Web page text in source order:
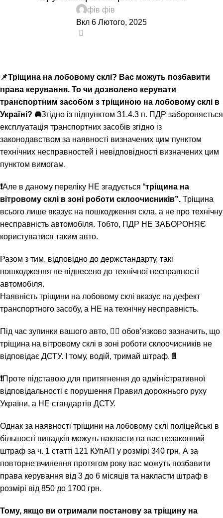
фів фів
Вкл 6 Лютого, 2025
📌Тріщина на лобовому склі? Вас можуть позбавити
права керування. То чи дозволено керувати
транспортним засобом з тріщиною на лобовому склі в
Україні? 🚘Згідно із підпунктом 31.4.3 п. ПДР забороняється
експлуатація транспортних засобів згідно із
законодавством за наявності визначених цим пунктом
технічних несправностей і невідповідності визначених цим
пунктом вимогам.
❗️Але в даному переліку НЕ згадується “тріщина на
вітровому склі в зоні роботи склоочисників”. Тріщина
всього лише вказує на пошкодження скла, а не про технічну
несправність автомобіля. Тобто, ПДР НЕ ЗАБОРОНЯЄ
користуватися таким авто.
Разом з тим, відповідно до держстандарту, такі
пошкодження не віднесено до технічної несправності
автомобіля.
Наявність тріщини на лобовому склі вказує на дефект
транспортного засобу, а НЕ на технічну несправність.
Під час зупинки вашого авто, 👮‍♂️ обовʼязково зазначить, що
тріщина на вітровому склі в зоні роботи склоочисників не
відповідає ДСТУ. І тому, водій, тримай штраф. 📄
❗️Проте підставою для притягнення до адміністративної
відповідальності є порушення Правил дорожнього руху
України, а НЕ стандартів ДСТУ.
Однак за наявності тріщини на лобовому склі поліцейські в
більшості випадків можуть накласти на вас незаконний
штраф за ч. 1 статті 121 КУпАП у розмірі 340 грн. А за
повторне вчинення протягом року вас можуть позбавити
права керування від 3 до 6 місяців та накласти штраф в
розмірі від 850 до 1700 грн.
Тому, якщо ви отримали постанову за тріщину на